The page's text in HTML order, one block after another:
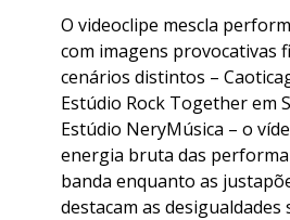
O videoclipe mescla
com imagens provocativas
cenários distintos –
Estúdio Rock Together em
Estúdio NeryMúsica – o
energia bruta das
banda enquanto as
destacam as desigualdades